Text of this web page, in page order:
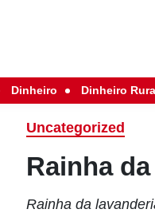
Dinheiro Dinheiro
Uncategorized
Rainha
Rainha da